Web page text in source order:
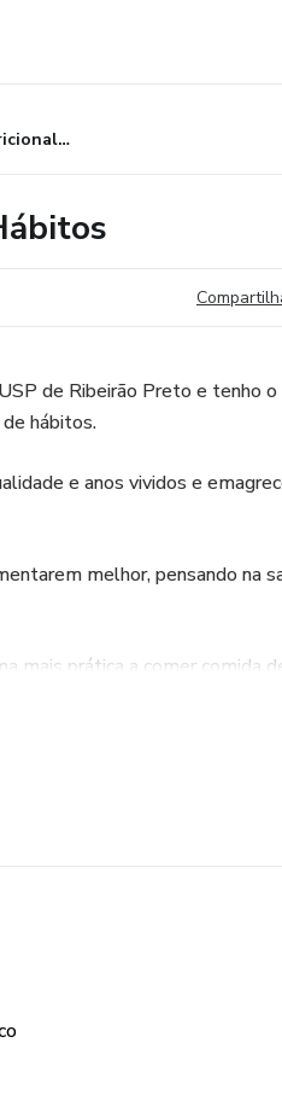
Programa Nutricional Reeducando seus Hábitos
de Ribeirão Preto e tenho o
hábitos.
e anos vividos e
melhor, pensando na
mais prática a comer comida